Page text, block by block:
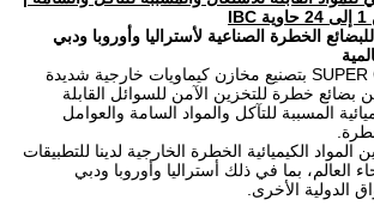
الخطرة الصناعية لأستراليا وأوروبا ودبي
تقوم شركة SUPER CO LTD بتصنيع مخازن كيماويات خارجية شديدة
خطرة للتخزين الآمن للسوائل القابلة
المسببة للتآكل والمواد السامة والعوامل
الكيميائية الخطرة الخارجية لدينا للتطبيقات
العالم، بما في ذلك أستراليا وأوروبا ودبي
الدولية الأخرى.